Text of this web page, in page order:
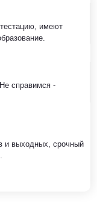
имеют
справимся -
и выходных, срочный